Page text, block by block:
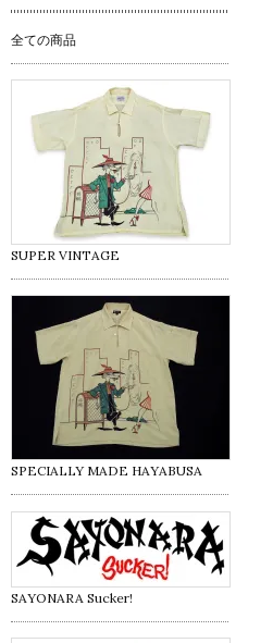
全ての商品
SUPER VINTAGE
SPECIALLY MADE HAYABUSA
SAYONARA Sucker!